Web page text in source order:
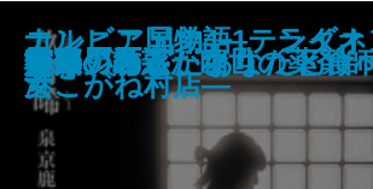
戦車兵の栄光─マチルダ
黒雪姫と七人の怪物 最愛
殺されたので黒衣の悪女
復讐を誓います
紫姫の国〔上〕
紫姫の国〔下〕
工藤會事件
財布は踊る
晴れの日散歩
ぼけますから、よろしく
ます。 おかえりお母さ
つゆのあとさき・カッフ
話
キャラヴァンは進む─銀河
─
少年の君
ナルニア国物語1 ライオ
女
コンビニ兄弟4―テンダネ
港こがね村店―
守り刀のうた
堕天の誘惑 幽世の薬剤師
熔果
邯鄲の島遥かなり〔下〕
救国ゲーム
もういちど、あなたと食
ベージュ